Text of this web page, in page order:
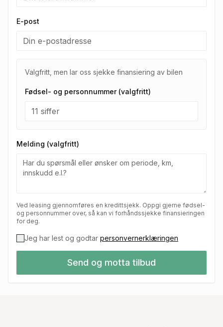
E-post
Valgfritt, men lar oss sjekke finansiering av bilen
Fødsel- og personnummer (valgfritt)
Melding (valgfritt)
Ved leasing gjennomføres en kredittsjekk. Oppgi gjerne fødsel-
og personnummer over, så kan vi forhåndssjekke finansieringen
for deg.
Jeg har lest og godtar personvernerklæringen
Send og motta tilbud